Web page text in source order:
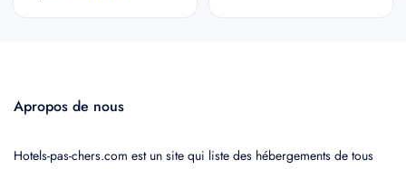
Apropos de nous
Hotels-pas-chers.com est un site qui liste des hébergements de tous